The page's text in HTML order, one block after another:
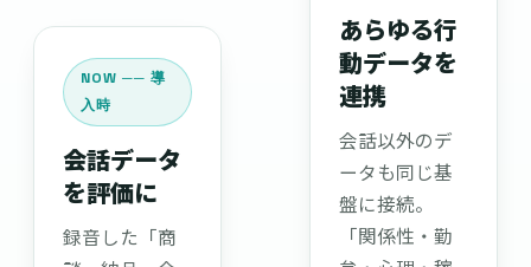
NOW ── 導
入時
会話データ
を評価に
録音した「商
あらゆる行
動データを
連携
会話以外のデ
ータも同じ基
盤に接続。
「関係性・勤